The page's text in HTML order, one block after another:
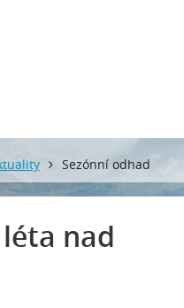
Sezónní odhad
nad